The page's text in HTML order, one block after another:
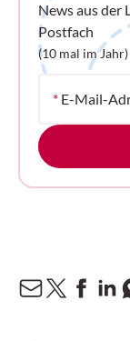
News aus der
Postfach
(10 mal im Jahr)
* E-Mail-